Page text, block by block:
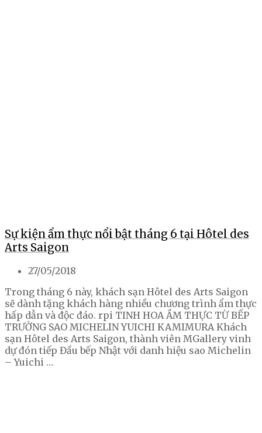
Sự kiện ẩm thực nổi bật tháng 6 tại Hôtel des
Arts Saigon
27/05/2018
Trong tháng 6 này, khách sạn Hôtel des Arts Saigon
sẽ dành tặng khách hàng nhiều chương trình ẩm thực
hấp dẫn và độc đáo. rpi TINH HOA ẦM THỰC TỪ BẾP
TRƯỞNG SAO MICHELIN YUICHI KAMIMURA Khách
sạn Hôtel des Arts Saigon, thành viên MGallery vinh
dự đón tiếp Đầu bếp Nhật với danh hiệu sao Michelin
– Yuichi …